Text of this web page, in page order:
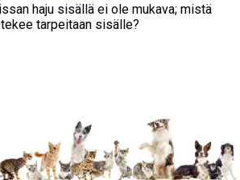
haju sisällä ei ole mukava; mistä
tarpeitaan sisälle?